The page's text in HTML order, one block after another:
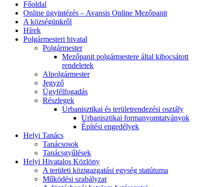
Főoldal
Online ügyintézés – Avansis Online Mezőpanit
A községünkről
Hírek
Polgármesteri hivatal
Polgármester
Mezőpanit polgármestere által kibocsátott
rendeletek
Alpolgármester
Jegyző
Ügyfélfogadás
Részlegek
Urbanisztikai és területrendezési osztály
Urbanisztikai formanyomtatványok
Építési engedélyek
Helyi Tanács
Tanácsosok
Tanácsgyűlések
Helyi Hivatalos Közlöny
A területi közigazgatási egység statútuma
Működési szabályzat